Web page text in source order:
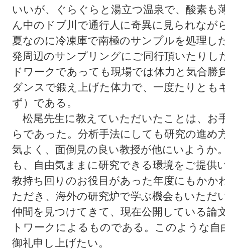
いいが、ぐらぐらと湯立つ温泉で、酸素も
ん中のドブ川で通行人に奇異に見られなが
夏なのに冷凍庫で南極のサンプルを処理し
発周辺のサンプリングにご同行頂いたり
ドワークであっても現場では体力と気合勝
ダンスで鍛え上げた体力で、一度たりと
ず）である。
松尾先生に教えていただいたことは、お
らであった。分析手法にしても研究の進め
気よく、面倒見の良い教授が他にいようか
も、自由気ままに研究できる環境をご提供
教持ち回りのお役目があった年度にもかか
ただき、海外の研究炉で学ぶ機会もいただ
仲間を見つけてきて、現在公開している論
トワークによるものである。このような
御礼申し上げたい。